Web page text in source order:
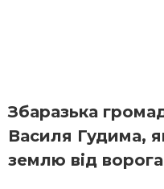
Збаразька
Василя Гудима,
землю від